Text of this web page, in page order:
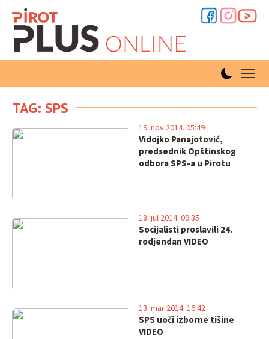
TAG: SPS
Vidojko Panajotović,
predsednik Opštinskog
odbora SPS-a u Pirotu
19. nov 2014. 05:49
Socijalisti proslavili 24.
rodjendan VIDEO
18. jul 2014. 09:35
SPS uoči izborne tišine
VIDEO
13. mar 2014. 16:42